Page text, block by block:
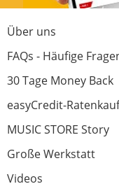
Über uns
FAQs - Häufige
30 Tage Money Back
easyCredit-Ratenkauf
MUSIC STORE Story
Große Werkstatt
Videos